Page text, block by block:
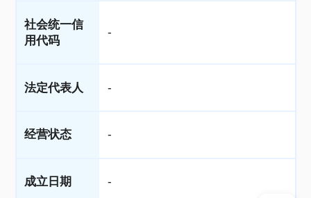
社会统一信
用代码
-
法定代表人 -
经营状态 -
成立日期 -